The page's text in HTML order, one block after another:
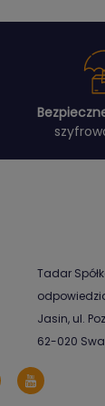
Tadar
Jasin, ul.
62-020